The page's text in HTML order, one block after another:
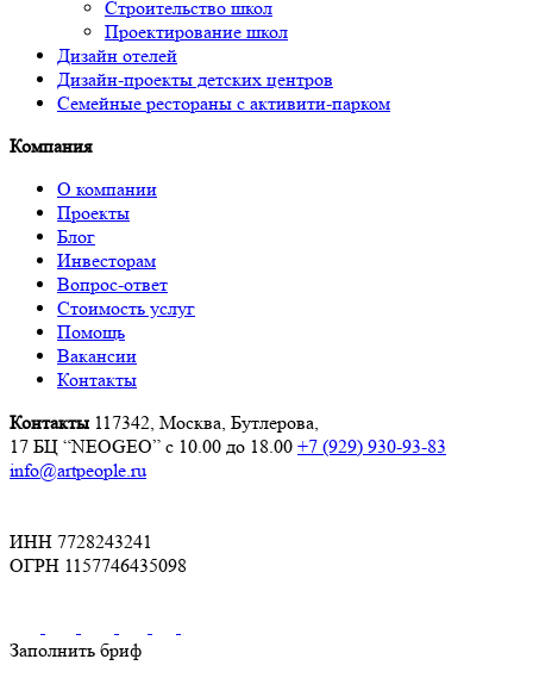
Строительство школ
Проектирование школ
Дизайн отелей
Дизайн-проекты детских центров
Семейные рестораны с активити-парком
Компания
О компании
Проекты
Блог
Инвесторам
Вопрос-ответ
Стоимость услуг
Помощь
Вакансии
Контакты
Контакты 117342, Москва, Бутлерова,
17 БЦ “NEOGEO” с 10.00 до 18.00 +7 (929) 930-93-83
info@artpeople.ru
ИНН 7728243241
ОГРН 1157746435098
Заполнить бриф